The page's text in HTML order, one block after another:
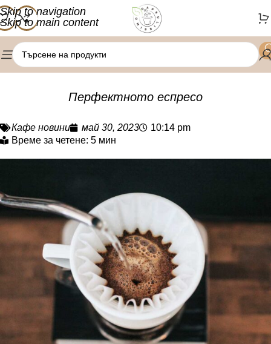
Skip to navigation
Skip to main content
Перфектното еспресо
Кафе новини май 30, 2023
10:14 pm
Време за четене: 5 мин